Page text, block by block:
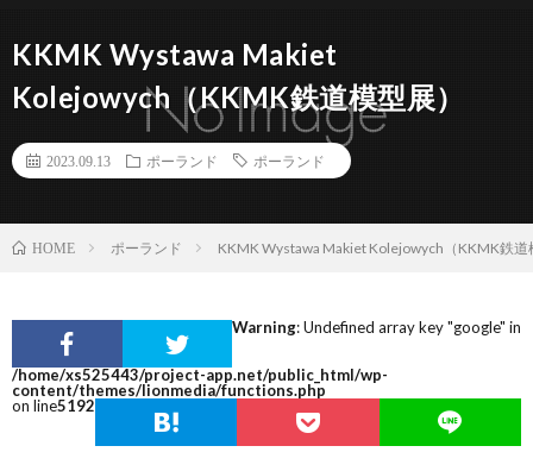
KKMK Wystawa Makiet
Kolejowych（KKMK鉄道模型展）
2023.09.13 ポーランド ポーランド
HOME ポーランド KKMK Wystawa Makiet Kolejowych（KKMK鉄道
Warning: Undefined array key "google" in
/home/xs525443/project-app.net/public_html/wp-
content/themes/lionmedia/functions.php
on line5192